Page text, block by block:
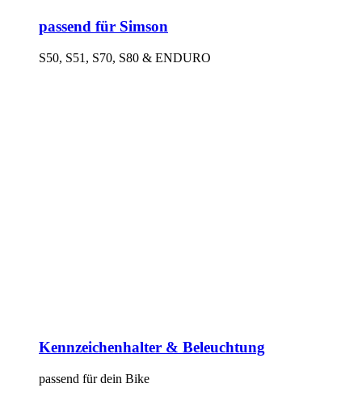
passend für Simson
S50, S51, S70, S80 & ENDURO
Kennzeichenhalter & Beleuchtung
passend für dein Bike